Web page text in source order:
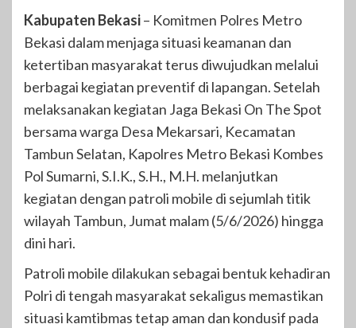
Kabupaten Bekasi– Komitmen Polres Metro
Bekasi dalam menjaga situasi keamanan dan
ketertiban masyarakat terus diwujudkan melalui
berbagai kegiatan preventif di lapangan. Setelah
melaksanakan kegiatan Jaga Bekasi On The Spot
bersama warga Desa Mekarsari, Kecamatan
Tambun Selatan, Kapolres Metro Bekasi Kombes
Pol Sumarni, S.I.K., S.H., M.H. melanjutkan
kegiatan dengan patroli mobile di sejumlah titik
wilayah Tambun, Jumat malam (5/6/2026) hingga
dini hari.
Patroli mobile dilakukan sebagai bentuk kehadiran
Polri di tengah masyarakat sekaligus memastikan
situasi kamtibmas tetap aman dan kondusif pada